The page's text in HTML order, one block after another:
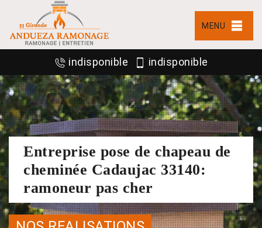
MENU
indisponible indisponible
Entreprise pose de chapeau de
cheminée Cadaujac 33140:
ramoneur pas cher